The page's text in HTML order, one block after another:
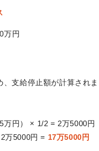
万円
、支給停止額が計算されま
万円） × 1/2 = 2万5000円
万5000円 = 17万5000円